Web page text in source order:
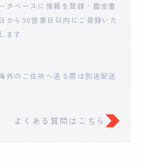
2025 - 05 - 17 21:34
タベースに情報を登録・鑑定書
から30営業日以内にご登録いた
ます
のご住所へ送る際は別途配送
よくある質問はこちら